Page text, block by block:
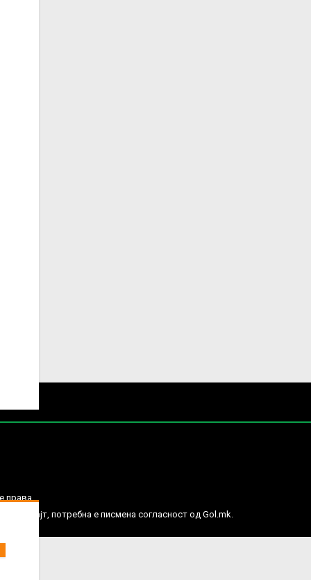
права.
веб сајт, потребна е писмена согласност од Gol.mk.